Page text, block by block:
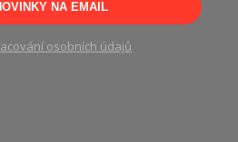
NA EMAIL
osobních údajů